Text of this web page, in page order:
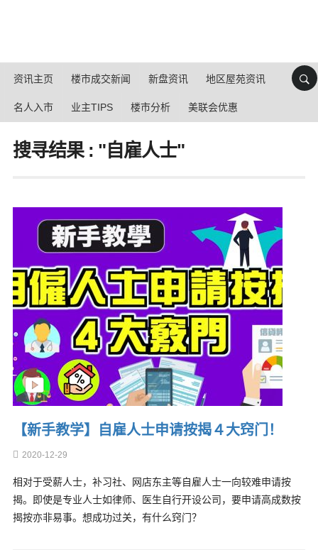
资讯主页 楼市成交新闻 新盘资讯 地区屋苑资讯
名人入市 业主TIPS 楼市分析 美联会优惠
搜寻结果 : "自雇人士"
【新手教学】自雇人士申请按揭４大窍门！
2020-12-29
相对于受薪人士，补习社、网店东主等自雇人士一向较难申请按
揭。即使是专业人士如律师、医生自行开设公司，要申请高成数按
揭按亦非易事。想成功过关，有什么窍门？